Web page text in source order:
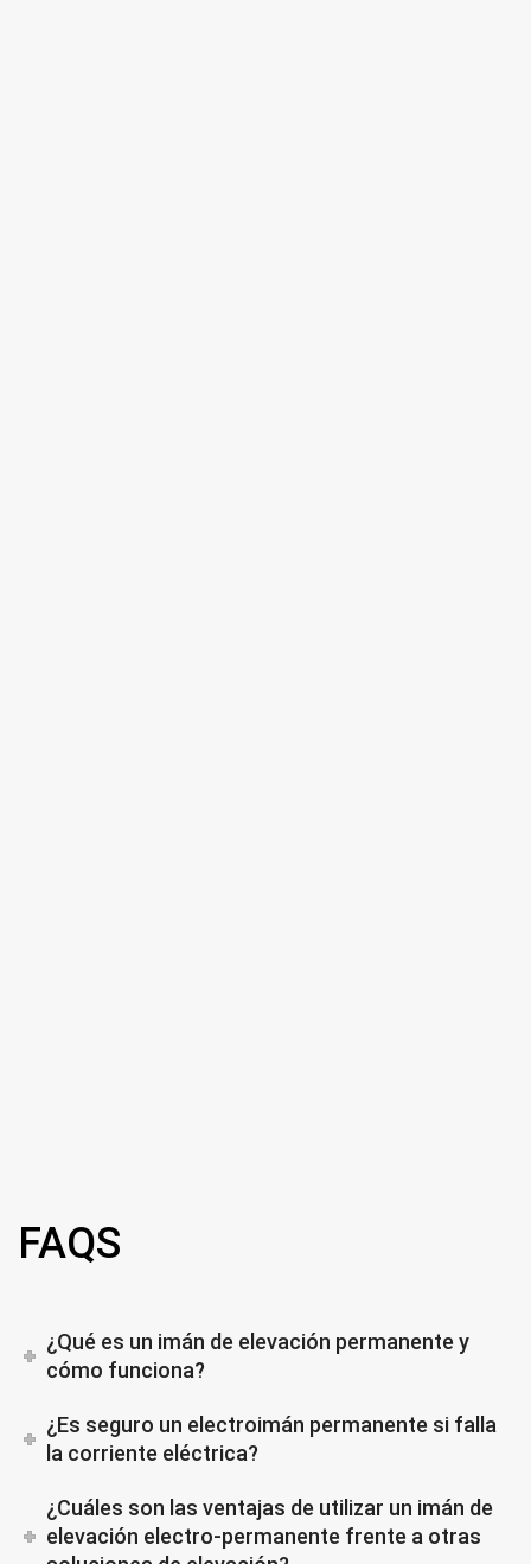
FAQS
¿Qué es un imán de elevación permanente y
cómo funciona?
¿Es seguro un electroimán permanente si falla
la corriente eléctrica?
¿Cuáles son las ventajas de utilizar un imán de
elevación electro-permanente frente a otras